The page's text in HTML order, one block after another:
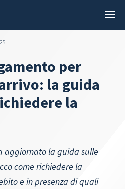
per
la guida
la
aggiornato la guida sulle
come richiedere la
e in presenza di quali